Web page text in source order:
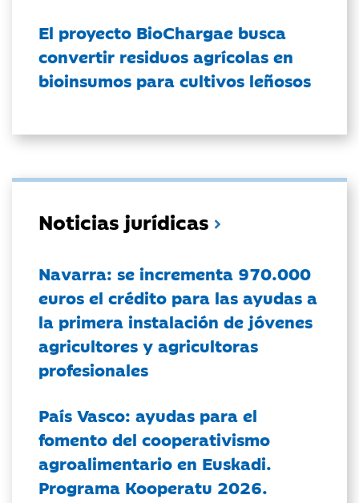
El proyecto BioChargae busca
convertir residuos agrícolas en
bioinsumos para cultivos leñosos
Noticias jurídicas
Navarra: se incrementa 970.000
euros el crédito para las ayudas a
la primera instalación de jóvenes
agricultores y agricultoras
profesionales
País Vasco: ayudas para el
fomento del cooperativismo
agroalimentario en Euskadi.
Programa Kooperatu 2026.